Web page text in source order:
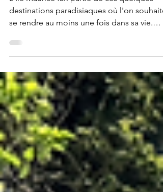
L'Île Maurice fait partie de ces quelques
se rendre au moins une fois dans sa vie.
Mondialement connue pour ses
est cependant moins réputée pour la
diversité de ses paysages... Pourtant, elle
regorge de trésors à découvrir. Pendant
deux semaines, je me suis rendu sur ce
bout de paradis pour en explorer les
moindres recoins. L'Île Maurice est une
petite île africaine située dans l'oc